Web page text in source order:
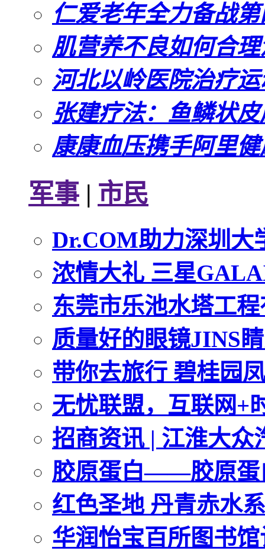
仁爱老年全力备战
肌营养不良如何合
河北以岭医院治疗
张建疗法：鱼鳞状
康康血压携手阿里
军事 | 市民
Dr.COM助力深圳大
浓情大礼 三星
东莞市乐池水塔工
质量好的眼镜JINS
带你去旅行 碧桂园
无忧联盟，互联网+
招商资讯 | 江淮大众
胶原蛋白——胶原蛋
红色圣地 丹青赤水
华润怡宝百所图书